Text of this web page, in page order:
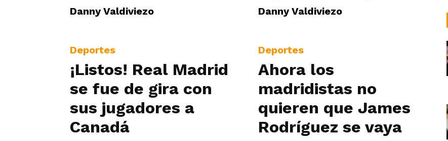
Danny Valdiviezo Danny Valdiviezo
Deportes
¡Listos! Real Madrid
se fue de gira con
sus jugadores a
Canadá
Deportes
Ahora los
madridistas no
quieren que James
Rodríguez se vaya